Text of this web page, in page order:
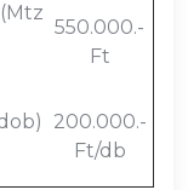
550.000.-
Ft
200.000.-
Ft/db